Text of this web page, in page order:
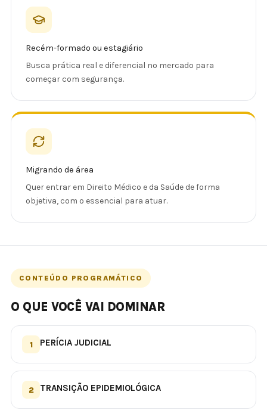
Recém-formado ou estagiário
Busca prática real e diferencial no mercado para
começar com segurança.
Migrando de área
Quer entrar em Direito Médico e da Saúde de forma
objetiva, com o essencial para atuar.
CONTEÚDO PROGRAMÁTICO
O QUE VOCÊ VAI DOMINAR
1 PERÍCIA JUDICIAL
2 TRANSIÇÃO EPIDEMIOLÓGICA